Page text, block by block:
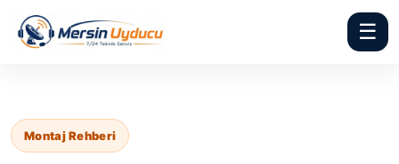
☰
Montaj Rehberi